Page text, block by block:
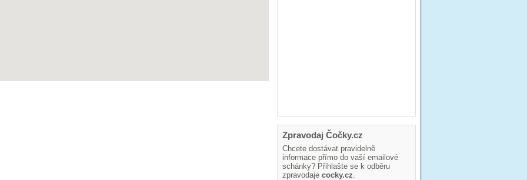
Zpravodaj Čočky.cz
Chcete dostávat pravidelně
informace přímo do vaší emailové
schánky? Přihlašte se k odběru
zpravodaje cocky.cz.